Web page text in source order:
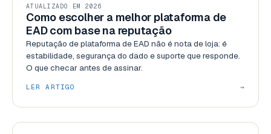
GESTÃO
ATUALIZADO EM 2026
Como escolher a melhor plataforma de
EAD com base na reputação
Reputação de plataforma de EAD não é nota de loja: é
estabilidade, segurança do dado e suporte que responde.
O que checar antes de assinar.
LER ARTIGO →